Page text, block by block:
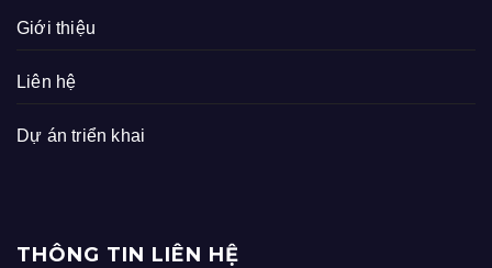
Giới thiệu
Liên hệ
Dự án triển khai
THÔNG TIN LIÊN HỆ